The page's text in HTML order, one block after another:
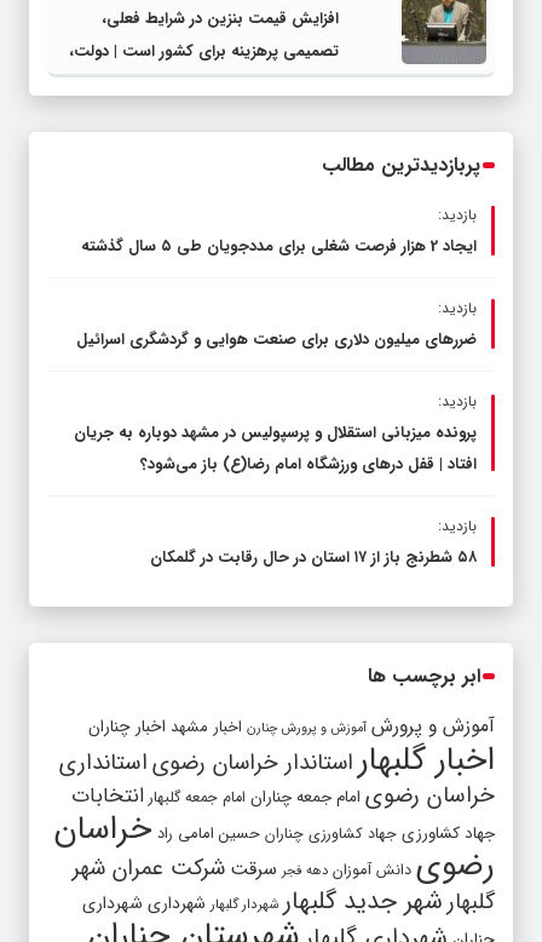
افزایش قیمت بنزین در شرایط فعلی،
تصمیمی پرهزینه برای کشور است | دولت،
قاچاق سوخت و عوامل اصلی ناترازی را
پربازدیدترین مطالب
بازدید:
ایجاد 2 هزار فرصت شغلی برای مددجویان طی ۵ سال گذشته
بازدید:
ضررهای میلیون دلاری برای صنعت هوایی و گردشگری اسرائیل
بازدید:
پرونده میزبانی استقلال و پرسپولیس در مشهد دوباره به جریان
افتاد | قفل در‌های ورزشگاه امام رضا(ع) باز می‌شود؟
بازدید:
۵۸ شطرنج‌ باز از ۱۷ استان در حال رقابت در گلمکان
ابر برچسب ها
آموزش و پرورش آموزش و پرورش چنارن اخبار مشهد اخبار چناران
اخبار گلبهار استاندار خراسان رضویاستانداری
خراسان رضوی امام جمعه چناران امام جمعه گلبهار انتخابات
جهاد کشاورزی جهاد کشاورزی چناران حسین امامی راد خراسان
رضوی دانش آموزان دهه فجر سرقت شرکت عمران شهر
گلبهار شهر جدید گلبهار شهردار گلبهار شهرداری شهرداری